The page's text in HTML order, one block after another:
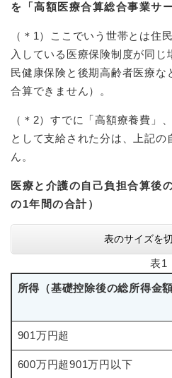
を「高額医療合算総合事業サ
（＊1）ここでいう世帯とは住
入している医療保険制度が同
民健康保険と後期高齢者医療な
合算できません）。
（＊2）すでに「高額療養費」
として支給された分は、上記の
ん。
医療と介護の自己負担合算後
の1年間の合計）
表のサイズを
表1
所得（基礎控除後の総所得金額
901万円超
600万円超901万円以下